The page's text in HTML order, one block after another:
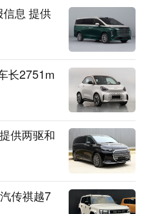
息 提供
长2751m
供两驱和
传祺越7